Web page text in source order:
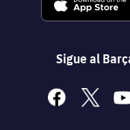
Sigue al
facebook
x